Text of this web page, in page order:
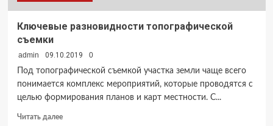
Ключевые разновидности топографической
съемки
admin 09.10.2019
0
Под топографической съемкой участка земли чаще всего
понимается комплекс мероприятий, которые проводятся с
целью формирования планов и карт местности. С...
Читать далееПрочитать